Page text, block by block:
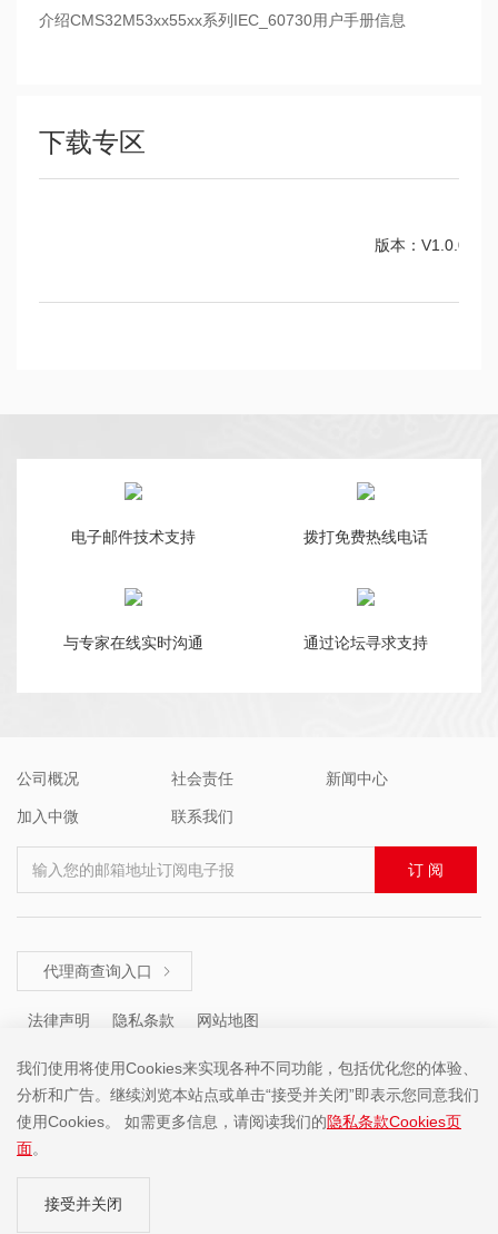
介绍CMS32M53xx55xx系列IEC_60730用户手册信息
下载专区
版本：V1.0.0
电子邮件技术支持 拨打免费热线电话
与专家在线实时沟通 通过论坛寻求支持
公司概况 社会责任 新闻中心
加入中微 联系我们
输入您的邮箱地址订阅电子报 订 阅
代理商查询入口 
法律声明 隐私条款 网站地图
咨询热线 ： +86 (755) 8671 5143
我们使用将使用Cookies来实现各种不同功能，包括优化您的体验、
分析和广告。继续浏览本站点或单击“接受并关闭”即表示您同意我们
使用Cookies。 如需更多信息，请阅读我们的隐私条款Cookies页
面。
接受并关闭